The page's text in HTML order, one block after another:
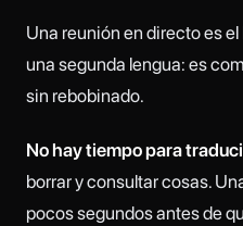
Una reunión en directo es
una segunda lengua: es
sin rebobinado.
No hay tiempo para
borrar y consultar cosas.
pocos segundos antes de